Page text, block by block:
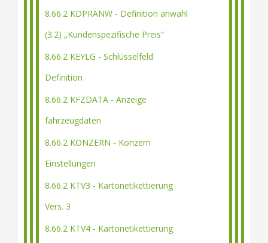
8.66.2 KDPRANW - Definition anwahl
(3.2) „Kundenspezifische Preis“
8.66.2 KEYLG - Schlüsselfeld
Definition
8.66.2 KFZDATA - Anzeige
fahrzeugdaten
8.66.2 KONZERN - Konzern
Einstellungen
8.66.2 KTV3 - Kartonetikettierung
Vers. 3
8.66.2 KTV4 - Kartonetikettierung